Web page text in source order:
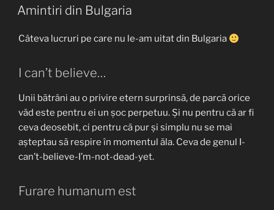
ON
Amintiri din Bulgaria
Câteva lucruri pe care nu le-am uitat din Bulgaria
I can’t believe…
Unii bătrâni au o privire etern surprinsă, de parcă orice
văd este pentru ei un șoc perpetuu. Și nu pentru că ar fi
ceva deosebit, ci pentru că pur și simplu nu se mai
așteptau să respire în momentul ăla. Ceva de genul I-
can’t-believe-I’m-not-dead-yet.
Furare humanum est